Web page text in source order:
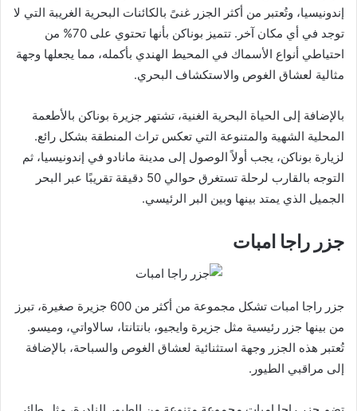
إندونيسيا، وتُعتبر من أكثر الجزر غنىً بالكائنات البحرية الغريبة التي لا
توجد في أي مكان آخر. تتميز بوناكن بأنها تحتوي على 70% من
احتياطي أنواع الأسماك في المحيط الهندي بأكمله، مما يجعلها وجهة
مثالية لعشاق الغوص والاستكشاف البحري.
بالإضافة إلى الحياة البحرية الغنية، تشتهر جزيرة بوناكن بالأطعمة
المحلية الشهية والمتنوعة التي تعكس تراث المنطقة بشكل رائع.
لزيارة بوناكن، يجب أولاً الوصول إلى مدينة مانادو في إندونيسيا، ثم
التوجه بالقارب لرحلة تستغرق حوالي 50 دقيقة تقريبًا عبر البحر
الجميل الذي يمتد بينها وبين البر الرئيسي.
جزر راجا امبات
جزر راجا امبات تشكل مجموعة من أكثر من 600 جزيرة صغيرة، تبرز
من بينها جزر رئيسية مثل جزيرة وايجيو، بانتانتا، سالاواتي، وميسو.
تُعتبر هذه الجزر وجهة استثنائية لعشاق الغوص والسباحة، بالإضافة
إلى مراقبي الطيور.